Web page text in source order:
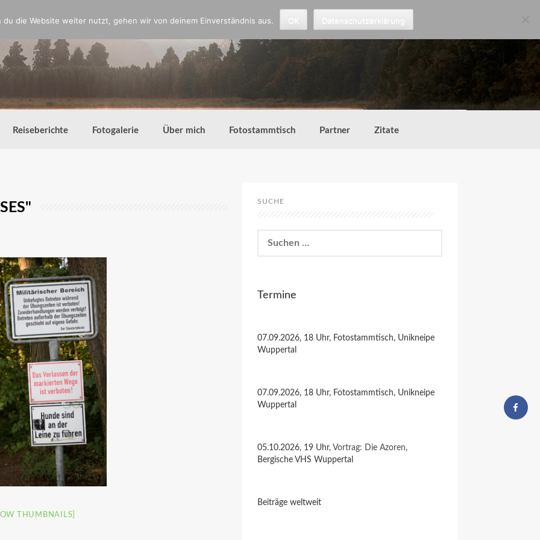
Reiseberichte Fotogalerie Über mich Fotostammtisch Partner Zitate
THUMBNAILS]
SUCHE
nach:
Termine
07.09.2026, 18 Uhr, Fotostammtisch, Unikneipe
Wuppertal
07.09.2026, 18 Uhr, Fotostammtisch, Unikneipe
Wuppertal
05.10.2026, 19 Uhr, Vortrag: Die Azoren,
Bergische VHS Wuppertal
Beiträge weltweit
die Website weiter nutzt, gehen wir von deinem Einverständnis aus.